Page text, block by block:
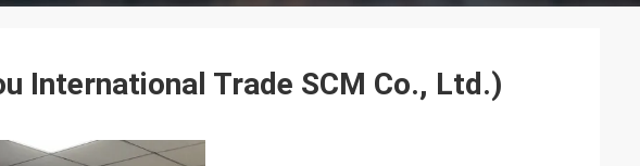
International Trade SCM Co., Ltd.)